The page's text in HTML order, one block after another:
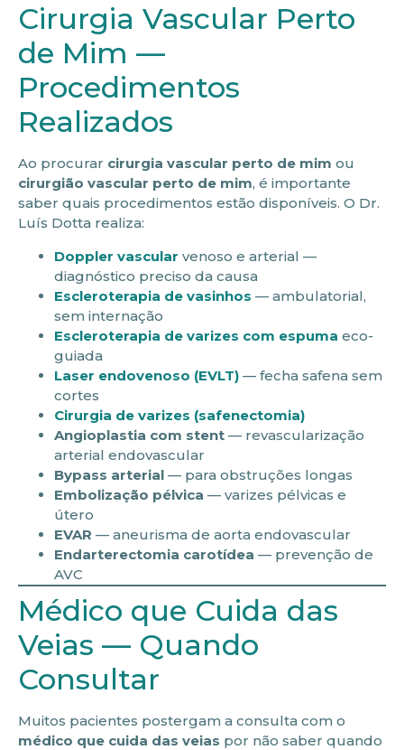
Cirurgia Vascular Perto
de Mim —
Procedimentos
Realizados
Ao procurar cirurgia vascular perto de mim ou
cirurgião vascular perto de mim, é importante
saber quais procedimentos estão disponíveis. O Dr.
Luís Dotta realiza:
Doppler vascular venoso e arterial —
diagnóstico preciso da causa
Escleroterapia de vasinhos — ambulatorial,
sem internação
Escleroterapia de varizes com espuma eco-
guiada
Laser endovenoso (EVLT) — fecha safena sem
cortes
Cirurgia de varizes (safenectomia)
Angioplastia com stent — revascularização
arterial endovascular
Bypass arterial — para obstruções longas
Embolização pélvica — varizes pélvicas e
útero
EVAR — aneurisma de aorta endovascular
Endarterectomia carotídea — prevenção de
AVC
Médico que Cuida das
Veias — Quando
Consultar
Muitos pacientes postergam a consulta com o
médico que cuida das veias por não saber quando